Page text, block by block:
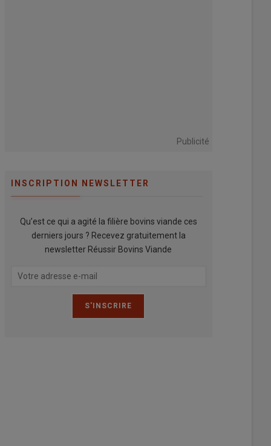
Publicité
INSCRIPTION NEWSLETTER
Qu’est ce qui a agité la filière bovins viande ces
derniers jours ? Recevez gratuitement la
newsletter Réussir Bovins Viande